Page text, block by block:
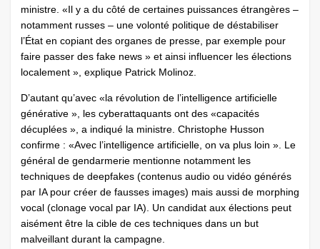
ministre. «Il y a du côté de certaines puissances étrangères –
notamment russes – une volonté politique de déstabiliser
l’État en copiant des organes de presse, par exemple pour
faire passer des fake news » et ainsi influencer les élections
localement », explique Patrick Molinoz.
D’autant qu’avec «la révolution de l’intelligence artificielle
générative », les cyberattaquants ont des «capacités
décuplées », a indiqué la ministre. Christophe Husson
confirme : «Avec l’intelligence artificielle, on va plus loin ». Le
général de gendarmerie mentionne notamment les
techniques de deepfakes (contenus audio ou vidéo générés
par IA pour créer de fausses images) mais aussi de morphing
vocal (clonage vocal par IA). Un candidat aux élections peut
aisément être la cible de ces techniques dans un but
malveillant durant la campagne.